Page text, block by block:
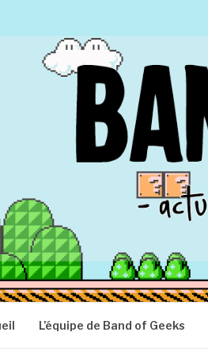
OF
d'hier et d'aujourd'hui
L’équipe de Band of Geeks